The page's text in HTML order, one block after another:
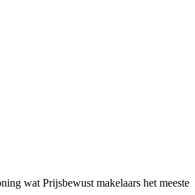
wat Prijsbewust makelaars het meeste